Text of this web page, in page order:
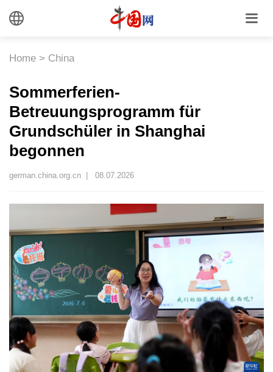
Home > China
Sommerferien-
Betreuungsprogramm für
Grundschüler in Shanghai
begonnen
german.china.org.cn | 08.07.2026